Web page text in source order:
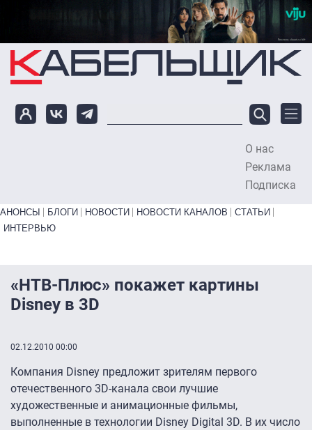
Перейти к основному содержанию
О нас
Реклама
Подписка
Primary links bottom
АНОНСЫ БЛОГИ НОВОСТИ НОВОСТИ КАНАЛОВ
СТАТЬИ
ИНТЕРВЬЮ
«НТВ-Плюс» покажет картины
Disney в 3D
02.12.2010 00:00
Компания Disney предложит зрителям первого
отечественного 3D-канала свои лучшие
художественные и анимационные фильмы,
выполненные в технологии Disney Digital 3D. В их число